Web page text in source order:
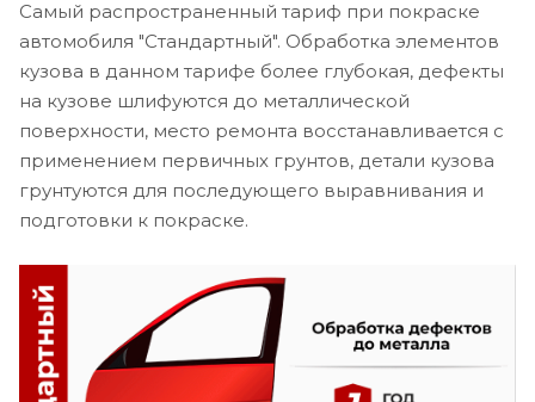
Самый распространенный тариф при покраске
автомобиля "Стандартный". Обработка элементов
кузова в данном тарифе более глубокая, дефекты
на кузове шлифуются до металлической
поверхности, место ремонта восстанавливается с
применением первичных грунтов, детали кузова
грунтуются для последующего выравнивания и
подготовки к покраске.